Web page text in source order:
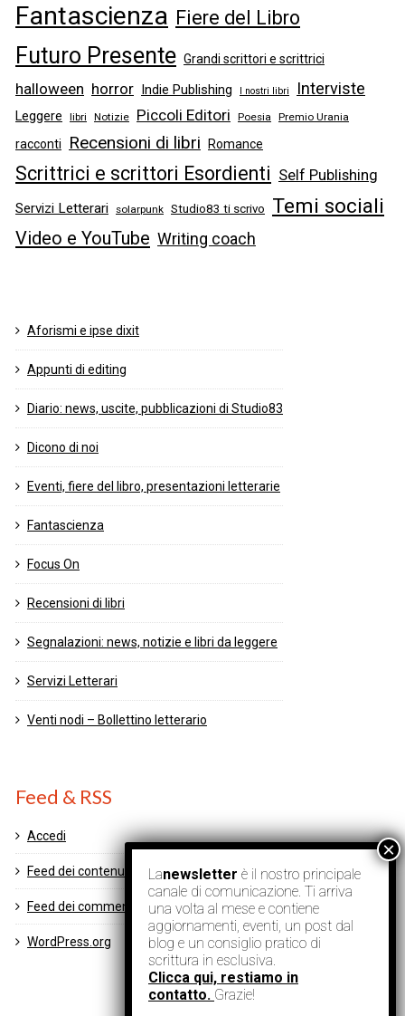
Fantascienza Fiere del Libro
Futuro Presente Grandi scrittori e scrittrici
halloween horror Indie Publishing I nostri libri Interviste
Leggere libri Notizie Piccoli Editori Poesia Premio Urania
racconti Recensioni di libri Romance
Scrittrici e scrittori Esordienti Self Publishing
Servizi Letterari solarpunk Studio83 ti scrivo Temi sociali
Video e YouTube Writing coach
Aforismi e ipse dixit
Appunti di editing
Diario: news, uscite, pubblicazioni di Studio83
Dicono di noi
Eventi, fiere del libro, presentazioni letterarie
Fantascienza
Focus On
Recensioni di libri
Segnalazioni: news, notizie e libri da leggere
Servizi Letterari
Venti nodi – Bollettino letterario
Feed & RSS
Accedi
Feed dei contenuti
Feed dei commenti
WordPress.org
Lanewsletter è il nostro principale
canale di comunicazione. Ti arriva
una volta al mese e contiene
aggiornamenti, eventi, un post dal
blog e un consiglio pratico di
scrittura in esclusiva.
Clicca qui, restiamo in
contatto. Grazie!